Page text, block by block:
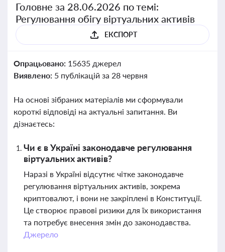
Головне за 28.06.2026 по темі:
Регулювання обігу віртуальних активів
ЕКСПОРТ
Опрацьовано: 15635 джерел
Виявлено: 5 публікацій за 28 червня
На основі зібраних матеріалів ми сформували
короткі відповіді на актуальні запитання. Ви
дізнаєтесь:
Чи є в Україні законодавче регулювання
віртуальних активів?
Наразі в Україні відсутнє чітке законодавче
регулювання віртуальних активів, зокрема
криптовалют, і вони не закріплені в Конституції.
Це створює правові ризики для їх використання
та потребує внесення змін до законодавства.
Джерело